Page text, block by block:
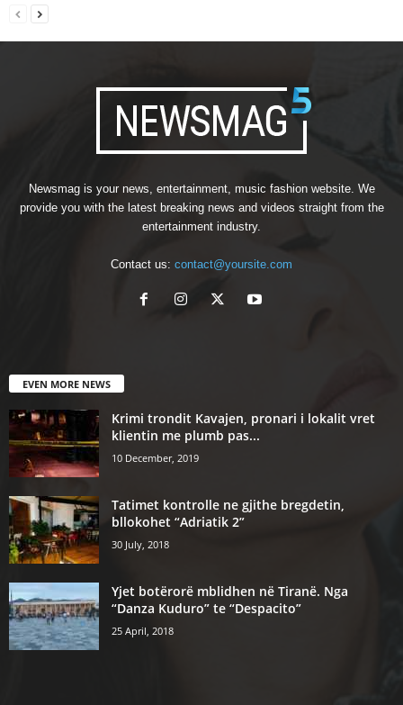
Newsmag is your news, entertainment, music fashion website. We
provide you with the latest breaking news and videos straight from the
entertainment industry.
Contact us: contact@yoursite.com
EVEN MORE NEWS
Krimi trondit Kavajen, pronari i lokalit vret
klientin me plumb pas...
10 December, 2019
Tatimet kontrolle ne gjithe bregdetin,
bllokohet “Adriatik 2”
30 July, 2018
Yjet botërorë mblidhen në Tiranë. Nga
“Danza Kuduro” te “Despacito”
25 April, 2018